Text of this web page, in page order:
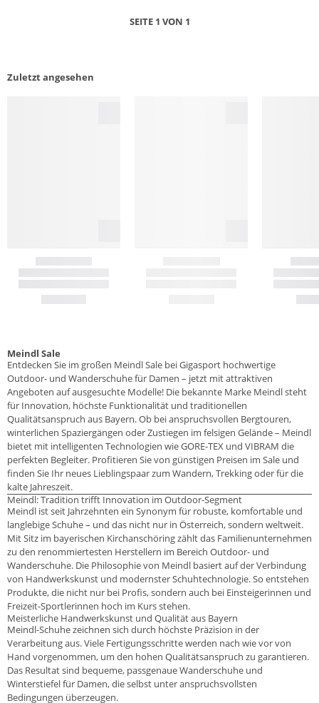
SEITE 1 VON 1
Zuletzt angesehen
Meindl Sale
Entdecken Sie im großen Meindl Sale bei Gigasport hochwertige
Outdoor- und Wanderschuhe für Damen – jetzt mit attraktiven
Angeboten auf ausgesuchte Modelle! Die bekannte Marke Meindl steht
für Innovation, höchste Funktionalität und traditionellen
Qualitätsanspruch aus Bayern. Ob bei anspruchsvollen Bergtouren,
winterlichen Spaziergängen oder Zustiegen im felsigen Gelände – Meindl
bietet mit intelligenten Technologien wie GORE-TEX und VIBRAM die
perfekten Begleiter. Profitieren Sie von günstigen Preisen im Sale und
finden Sie Ihr neues Lieblingspaar zum Wandern, Trekking oder für die
kalte Jahreszeit.
Meindl: Tradition trifft Innovation im Outdoor-Segment
Meindl ist seit Jahrzehnten ein Synonym für robuste, komfortable und
langlebige Schuhe – und das nicht nur in Österreich, sondern weltweit.
Mit Sitz im bayerischen Kirchanschöring zählt das Familienunternehmen
zu den renommiertesten Herstellern im Bereich Outdoor- und
Wanderschuhe. Die Philosophie von Meindl basiert auf der Verbindung
von Handwerkskunst und modernster Schuhtechnologie. So entstehen
Produkte, die nicht nur bei Profis, sondern auch bei Einsteigerinnen und
Freizeit-Sportlerinnen hoch im Kurs stehen.
Meisterliche Handwerkskunst und Qualität aus Bayern
Meindl-Schuhe zeichnen sich durch höchste Präzision in der
Verarbeitung aus. Viele Fertigungsschritte werden nach wie vor von
Hand vorgenommen, um den hohen Qualitätsanspruch zu garantieren.
Das Resultat sind bequeme, passgenaue Wanderschuhe und
Winterstiefel für Damen, die selbst unter anspruchsvollsten
Bedingungen überzeugen.